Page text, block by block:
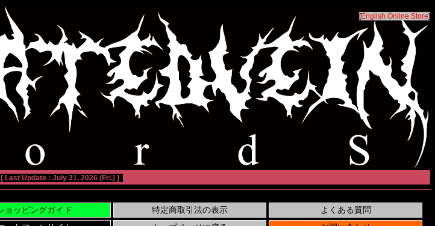
[English Online Store]
[ Last Update : July 31, 2026 (Fri.) ]